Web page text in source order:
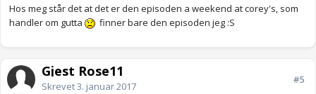
Hos meg står det at det er den episoden a weekend at corey's, som
handler om gutta
finner bare den episoden jeg :S
Gjest Rose11
Skrevet3. januar 2017
#5